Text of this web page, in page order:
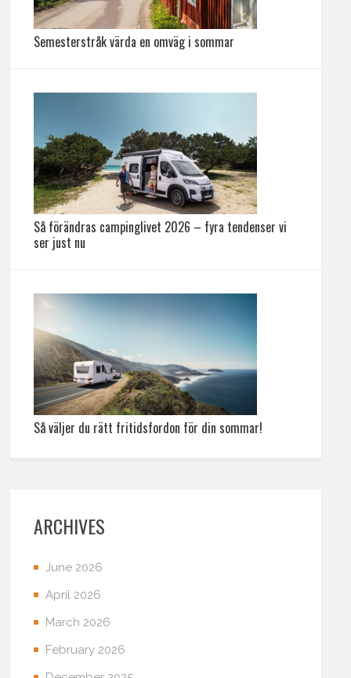
Semesterstråk värda en omväg i sommar
Så förändras campinglivet 2026 – fyra tendenser vi
ser just nu
Så väljer du rätt fritidsfordon för din sommar!
ARCHIVES
June 2026
April 2026
March 2026
February 2026